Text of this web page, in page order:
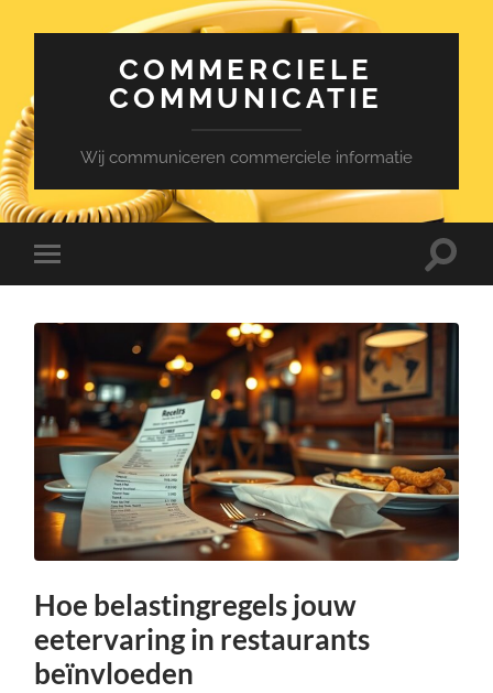
COMMERCIELE
COMMUNICATIE
Wij communiceren commerciele informatie
Toggle
mobiel
Toggle
Hoe belastingregels jouw
eetervaring in restaurants
beïnvloeden